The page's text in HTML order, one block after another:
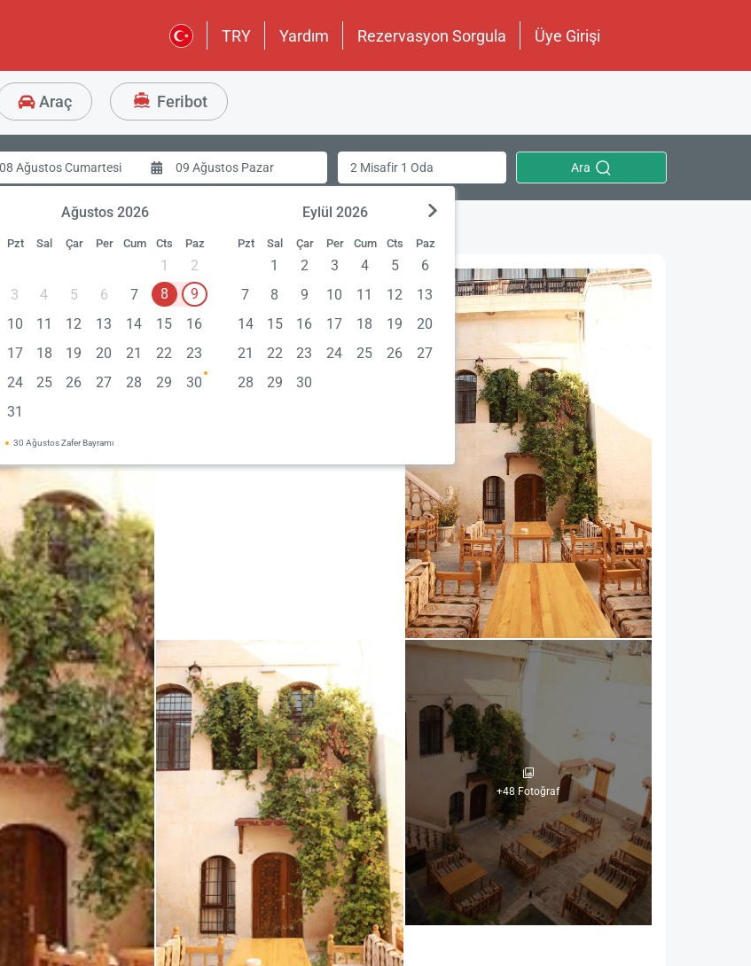
TRY Yardım Rezervasyon Sorgula Üye Girişi
Araç Feribot
Ağustos 2026
Pzt Sal Çar Per Cum Cts Paz
1
2
3
4 5 6 7 8
9
10
11 12 13 14 15
16
17
18 19 20 21 22
23
24
25 26 27 28 29
30
31
Eylül 2026
Pzt Sal Çar Per Cum Cts Paz
1 2 3 4 5
6
7
8 9 10 11 12
13
14
15 16 17 18 19
20
21
22 23 24 25 26
27
28
29 30
30 Ağustos Zafer Bayramı
2 Misafir 1 Oda Ara
+48 Fotoğraf